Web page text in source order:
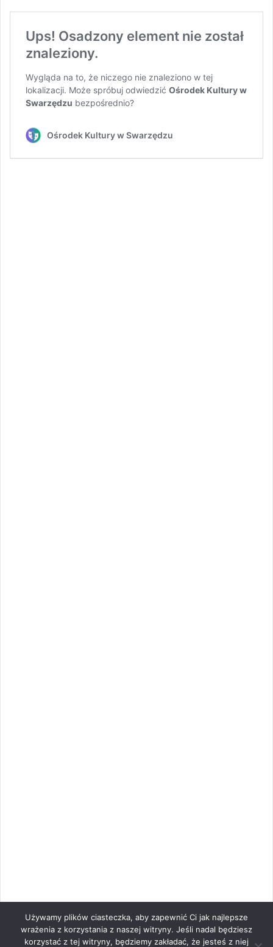
Używamy plików ciasteczka, aby zapewnić Ci jak najlepsze
wrażenia z korzystania z naszej witryny. Jeśli nadal będziesz
korzystać z tej witryny, będziemy zakładać, że jesteś z niej